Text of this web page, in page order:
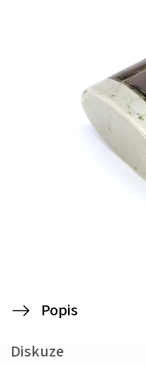
Popis
Diskuze